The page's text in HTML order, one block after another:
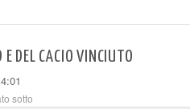
E DEL CACIO VINCIUTO
sotto